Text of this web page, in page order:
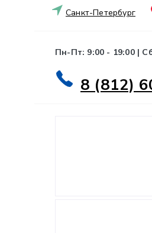
Санкт-Петербург
Пн-Пт: 9:00 - 19:00 |
8 (812)